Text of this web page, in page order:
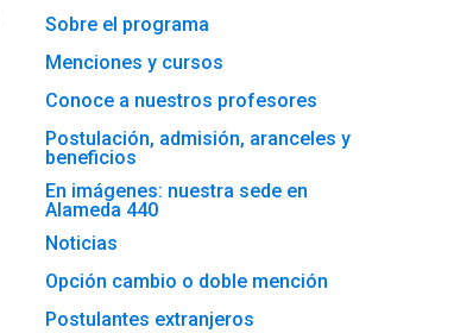
Sobre el programa
Menciones y cursos
Conoce a nuestros profesores
Postulación, admisión, aranceles y
beneficios
En imágenes: nuestra sede en
Alameda 440
Noticias
Opción cambio o doble mención
Postulantes extranjeros